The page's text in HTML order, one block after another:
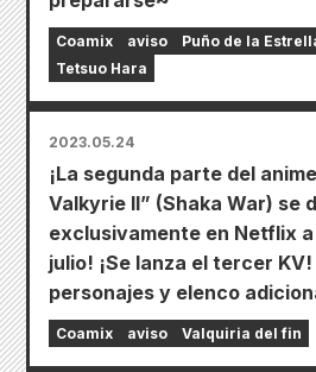
Coamix aviso
Puño de la
Tetsuo Hara
2023.05.24
¡La segunda parte del
Valkyrie II” (Shaka War) se
exclusivamente en Netflix
julio! ¡Se lanza el tercer
personajes y elenco
Coamix aviso Valquiria del fin